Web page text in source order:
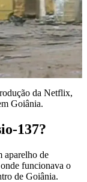
da Netflix,
Goiânia.
137?
aparelho de
funcionava o
de Goiânia.